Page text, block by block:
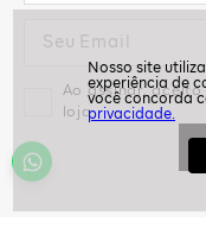
privacidade.
Ao assinar,
loja